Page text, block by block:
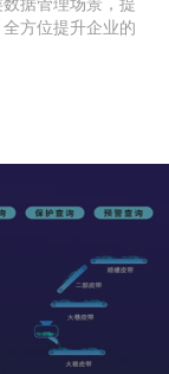
方位提升企业的